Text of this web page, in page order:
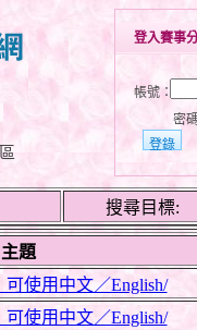
登入賽事
帳號：
密
搜尋目標:
主題
使用中文／English/
使用中文／English/